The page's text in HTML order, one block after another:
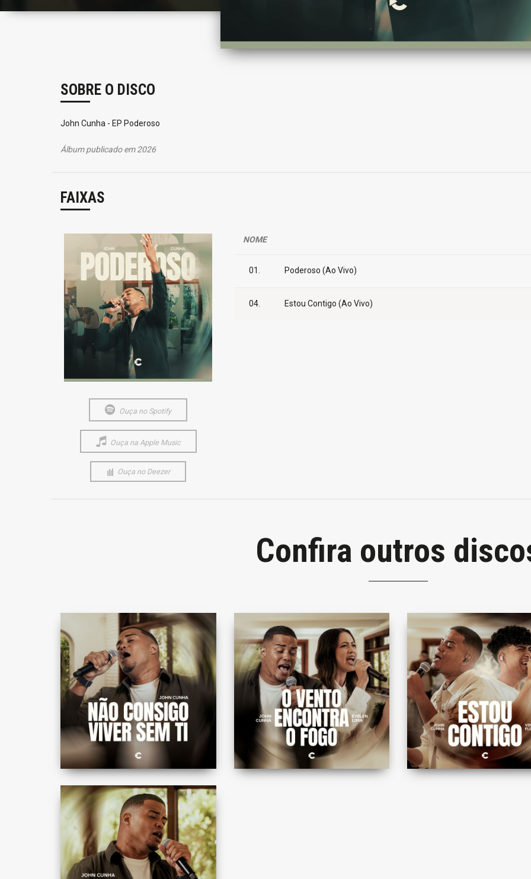
SOBRE O DISCO
John Cunha - EP Poderoso
Álbum publicado em 2026
FAIXAS
Ouça no Spotify
Ouça na Apple Music
Ouça no Deezer
NOME
01. Poderoso (Ao Vivo)
04. Estou Contigo (Ao Vivo)
Confira outros